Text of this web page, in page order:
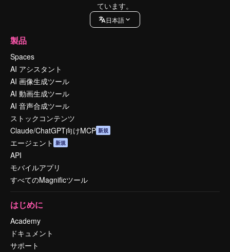
ています。
日本語
製品
Spaces
AI アシスタント
AI 画像生成ツール
AI 動画生成ツール
AI 音声合成ツール
ストックコンテンツ
Claude/ChatGPT向けMCP 新規
エージェント 新規
API
モバイルアプリ
すべてのMagnificツール
はじめに
Academy
ドキュメント
サポート